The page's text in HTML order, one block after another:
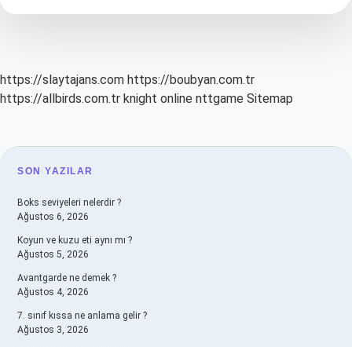
Ne
https://slaytajans.com https://boubyan.com.tr
https://allbirds.com.tr knight online nttgame Sitemap
SIDEBAR
SON YAZILAR
Boks seviyeleri nelerdir ?
Ağustos 6, 2026
Koyun ve kuzu eti aynı mı ?
Ağustos 5, 2026
Avantgarde ne demek ?
Ağustos 4, 2026
7. sınıf kıssa ne anlama gelir ?
Ağustos 3, 2026